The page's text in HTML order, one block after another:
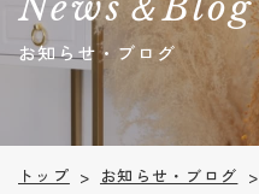
お知らせ・ブログ
トップ > お知らせ・ブログ >